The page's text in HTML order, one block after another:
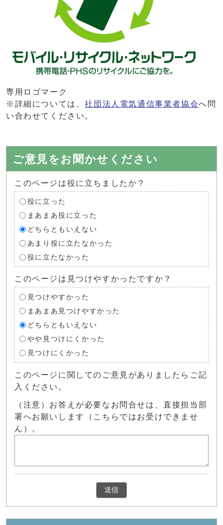
専用ロゴマーク
※詳細については、社団法人電気通信事業者協会へ問
い合わせてください。
ご意見をお聞かせください
このページは役に立ちましたか？
役に立った
まあまあ役に立った
どちらともいえない
あまり役に立たなかった
役に立たなかった
このページは見つけやすかったですか？
見つけやすかった
まあまあ見つけやすかった
どちらともいえない
やや見つけにくかった
見つけにくかった
このページに関してのご意見がありましたらご記
入ください。
（注意）お答えが必要なお問合せは、直接担当部
署へお願いします（こちらではお受けできませ
ん）。